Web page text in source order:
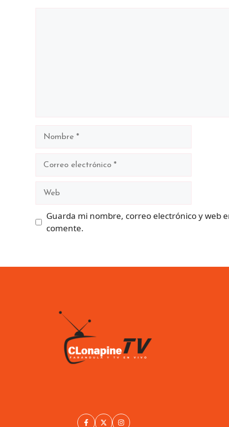
Nombre
Correo
Web
Guarda mi nombre, correo electrónico y web
comente.